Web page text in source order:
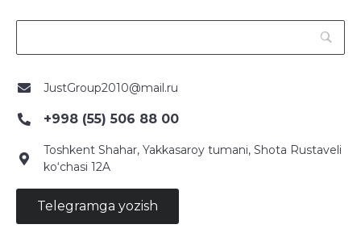
JustGroup2010@mail.ru
+998 (55) 506 88 00
Toshkent Shahar, Yakkasaroy tumani, Shota Rustaveli
ko‘chasi 12A
Telegramga yozish